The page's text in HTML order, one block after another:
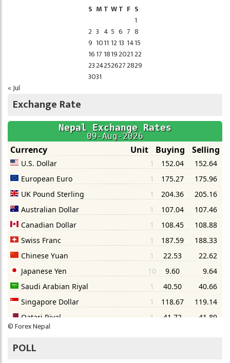
S M T WT F S
1
2 3 4 5 6 7 8
9 1011 12 13 1415
1617 1819202122
23242526272829
3031
« Jul
Exchange Rate
©Forex Nepal
POLL